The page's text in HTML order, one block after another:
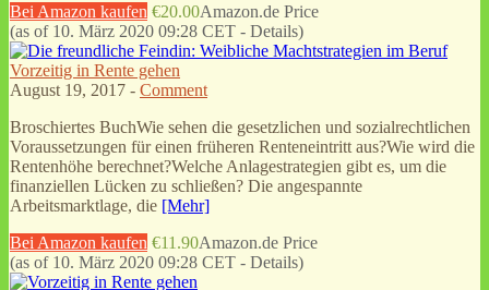
Bei Amazon kaufen €20.00Amazon.de Price
(as of 10. März 2020 09:28 CET - Details)
Vorzeitig in Rente gehen
August 19, 2017 - Comment
Broschiertes BuchWie sehen die gesetzlichen und sozialrechtlichen
Voraussetzungen für einen früheren Renteneintritt aus?Wie wird die
Rentenhöhe berechnet?Welche Anlagestrategien gibt es, um die
finanziellen Lücken zu schließen? Die angespannte
Arbeitsmarktlage, die [Mehr]
Bei Amazon kaufen €11.90Amazon.de Price
(as of 10. März 2020 09:28 CET - Details)